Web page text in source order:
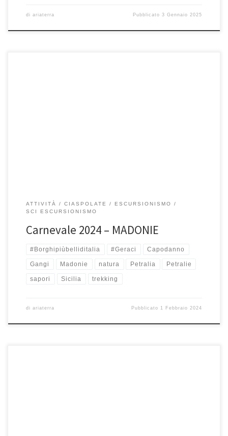
di ariaterra Pubblicato3 Gennaio 2025
ATTIVITÀ CIASPOLATE
ESCURSIONISMO
SCI ESCURSIONISMO
Carnevale 2024 – MADONIE
#Borghipiùbelliditalia #Geraci Capodanno
Gangi Madonie natura Petralia Petralie
sapori Sicilia trekking
di ariaterra Pubblicato 1 Febbraio 2024